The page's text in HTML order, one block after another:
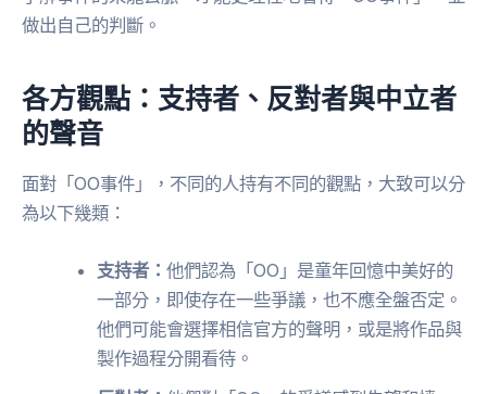
做出自己的判斷。
各方觀點：支持者、反對者與中立者
的聲音
面對「OO事件」，不同的人持有不同的觀點，大致可以分
為以下幾類：
支持者：他們認為「OO」是童年回憶中美好的
一部分，即使存在一些爭議，也不應全盤否定。
他們可能會選擇相信官方的聲明，或是將作品與
製作過程分開看待。